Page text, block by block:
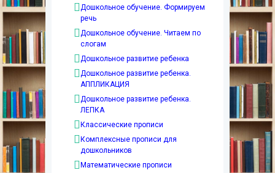
Дошкольное обучение. Формируем
речь
Дошкольное обучение. Читаем по
слогам
Дошкольное развитие ребенка
Дошкольное развитие ребенка.
АППЛИКАЦИЯ
Дошкольное развитие ребенка.
ЛЕПКА
Классические прописи
Комплексные прописи для
дошкольников
Математические прописи